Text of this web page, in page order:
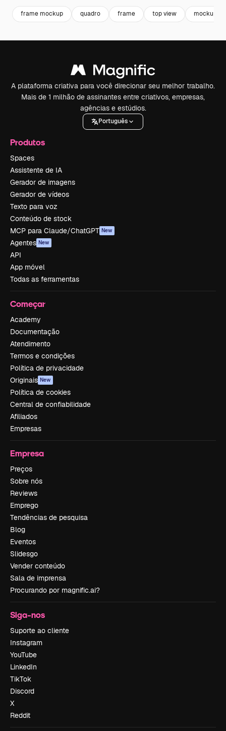
frame mockup quadro frame top view mockup
A plataforma criativa para você direcionar seu melhor trabalho.
Mais de 1 milhão de assinantes entre criativos, empresas,
agências e estúdios.
Português
Produtos
Spaces
Assistente de IA
Gerador de imagens
Gerador de vídeos
Texto para voz
Conteúdo de stock
MCP para Claude/ChatGPT New
Agentes New
API
App móvel
Todas as ferramentas
Começar
Academy
Documentação
Atendimento
Termos e condições
Política de privacidade
Originais New
Política de cookies
Central de confiabilidade
Afiliados
Empresas
Empresa
Preços
Sobre nós
Reviews
Emprego
Tendências de pesquisa
Blog
Eventos
Slidesgo
Vender conteúdo
Sala de imprensa
Procurando por magnific.ai?
Siga-nos
Suporte ao cliente
Instagram
YouTube
LinkedIn
TikTok
Discord
X
Reddit